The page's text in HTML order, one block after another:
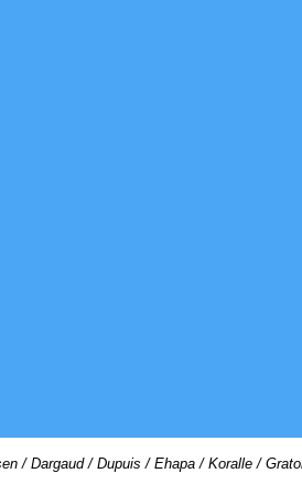
/ Dargaud / Dupuis / Ehapa / Koralle /